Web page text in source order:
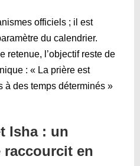
officiels ; il est
du calendrier.
retenue, l’objectif reste de
: « La prière est
à des temps déterminés »
Isha : un
en